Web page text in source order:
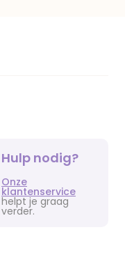
Hulp nodig?
Onze
klantenservice
helpt je graag
verder.